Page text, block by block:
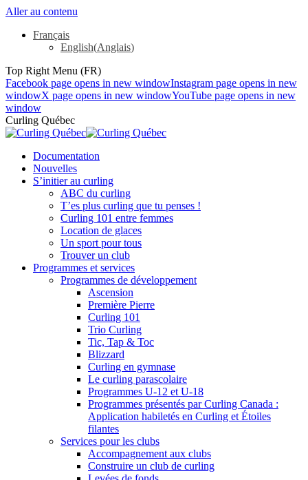
Aller au contenu
Français
English(Anglais)
Top Right Menu (FR)
Facebook page opens in new windowInstagram page opens in new
windowX page opens in new windowYouTube page opens in new
window
Curling Québec
Documentation
Nouvelles
S’initier au curling
ABC du curling
T’es plus curling que tu penses !
Curling 101 entre femmes
Location de glaces
Un sport pour tous
Trouver un club
Programmes et services
Programmes de développement
Ascension
Première Pierre
Curling 101
Trio Curling
Tic, Tap & Toc
Blizzard
Curling en gymnase
Le curling parascolaire
Programmes U-12 et U-18
Programmes présentés par Curling Canada :
Application habiletés en Curling et Étoiles
filantes
Services pour les clubs
Accompagnement aux clubs
Construire un club de curling